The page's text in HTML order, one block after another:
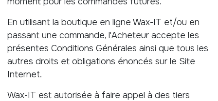
En utilisant la boutique en ligne Wax-IT et/ou en
passant une commande, l'Acheteur accepte les
présentes Conditions Générales ainsi que tous les
autres droits et obligations énoncés sur le Site
Internet.
Wax-IT est autorisée à faire appel à des tiers